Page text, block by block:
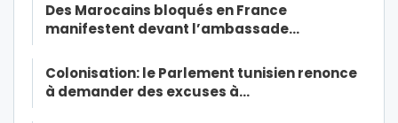
Des Marocains bloqués en France
manifestent devant l’ambassade…
Colonisation: le Parlement tunisien renonce
à demander des excuses à…